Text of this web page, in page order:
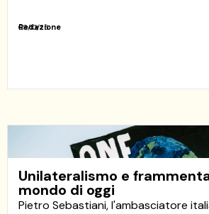
08/10/25
Redazione
Unilateralismo e
mondo di oggi
Pietro Sebastiani, l'ambasciatore